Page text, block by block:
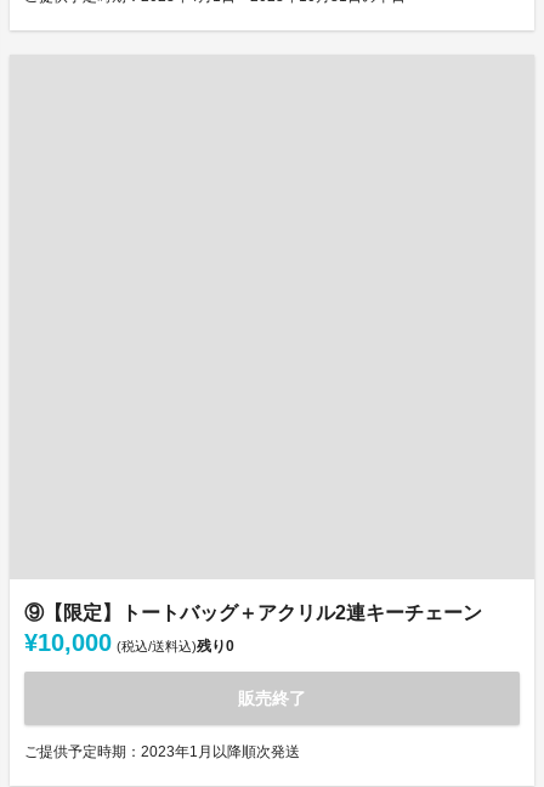
⑨【限定】トートバッグ＋アクリル2連キーチェーン
¥10,000 (税込/送料込)残り0
販売終了
ご提供予定時期：2023年1月以降順次発送